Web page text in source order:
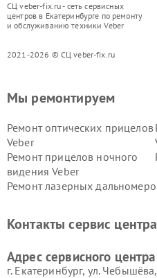
СЦ veber-fix.ru - сеть сервисных
центров в Екатеринбурге по ремонту
и обслуживанию техники Veber
2021-2026 © СЦ veber-fix.ru
Мы ремонтируем
Ремонт оптических прицелов
Veber
Ремонт прицелов ночного
видения Veber
Ремонт лазерных
Контакты сервис центра
Адрес сервисного
г. Екатеринбург, ул.